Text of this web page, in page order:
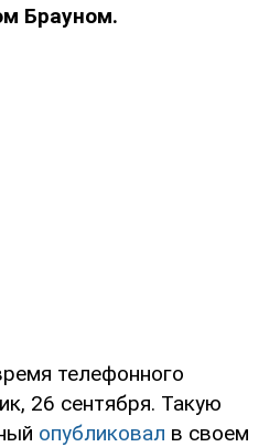
Брауном.
телефонного
26 сентября. Такую
опубликовал в своем